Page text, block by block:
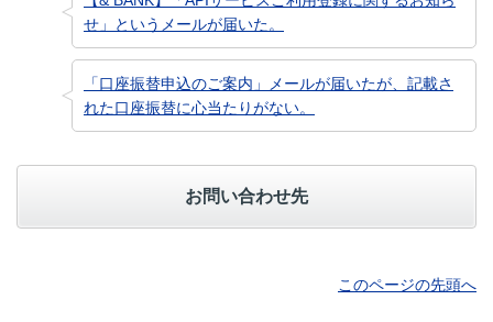
せ」というメールが届いた。
「口座振替申込のご案内」メールが届いたが、記載さ
れた口座振替に心当たりがない。
お問い合わせ先
このページの先頭へ